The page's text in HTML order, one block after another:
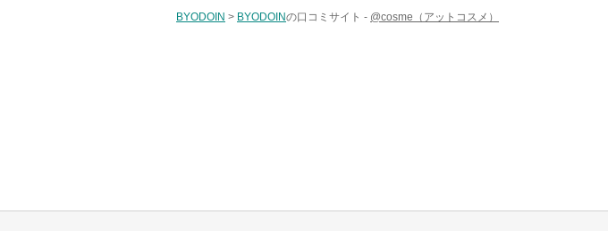
BYODOIN > BYODOINの口コミサイト - @cosme（アットコスメ）